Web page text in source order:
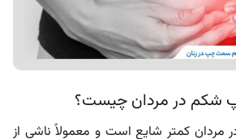
در مردان چیست؟
کمتر شایع است و معمولاً ناشی از